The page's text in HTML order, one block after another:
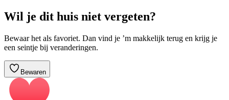
Wil je dit huis niet vergeten?
Bewaar het als favoriet. Dan vind je ’m makkelijk terug en krijg je
een seintje bij veranderingen.
Bewaren